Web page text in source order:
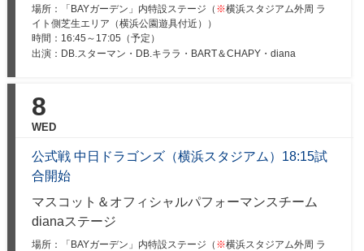
場所：「BAYガーデン」内特設ステージ（ ※横浜スタジアム外周 ラ
イト側芝生エリア（横浜公園遊具付近））
時間： 16:45～17:05（予定）
出演：DB.スターマン・DB.キララ・BART＆CHAPY・diana
8
WED
公式戦 中日ドラゴンズ（横浜スタジアム）18:15試
合開始
マスコット＆オフィシャルパフォーマンスチーム
dianaステージ
場所：「BAYガーデン」内特設ステージ（ ※横浜スタジアム外周 ラ